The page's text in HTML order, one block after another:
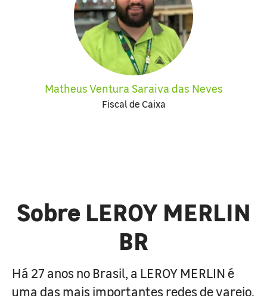
Matheus Ventura Saraiva das Neves
Fiscal de Caixa
Sobre LEROY MERLIN
BR
Há 27 anos no Brasil, a LEROY MERLIN é
uma das mais importantes redes de varejo,